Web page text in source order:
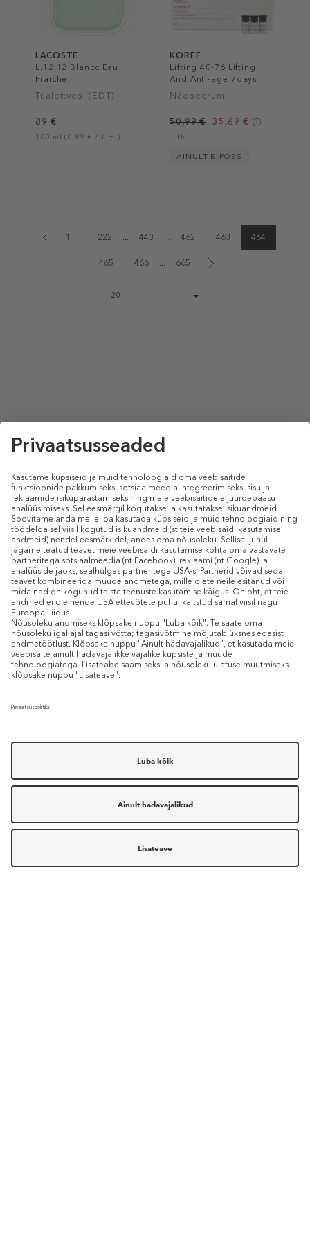
LACOSTE
L.12.12 Blancc Eau
Fraiche
Tualettvesi (EDT)
89 €
100 ml (0,89 € / 1 ml)
KORFF
Lifting 40-76 Lifting
And Anti-age 7days
Smoothing Lotion
Näoseerum
50,99 € 35,69 €
1 tk
AINULT E-POES
1 ... 222 ... 443 ... 462 463 464
465 466 ... 665
size
20